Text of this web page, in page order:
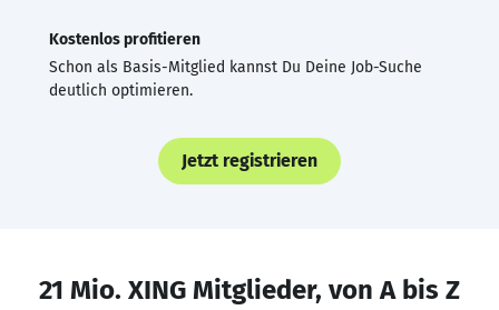
Kostenlos profitieren
Schon als Basis-Mitglied kannst Du Deine Job-Suche
deutlich optimieren.
Jetzt registrieren
21 Mio. XING Mitglieder, von A bis Z